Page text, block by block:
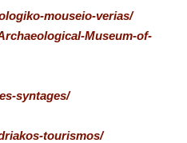
mouseio-verias/
Museum-of-
syntages/
tourismos/